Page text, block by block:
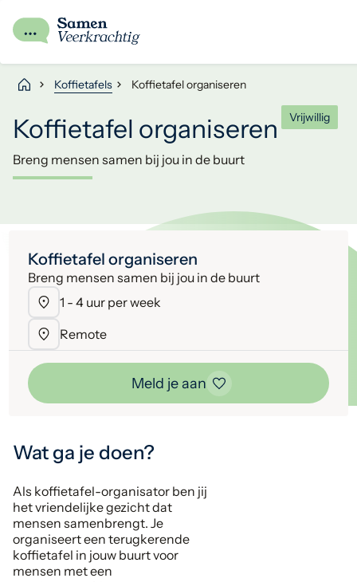
Koffietafels Koffietafel organiseren
Koffietafel organiseren
Breng mensen samen bij jou in de buurt
Vrijwillig
Koffietafel organiseren
Breng mensen samen bij jou in de buurt
1 - 4 uur per week
Remote
Meld je aan
Wat ga je doen?
Als koffietafel-organisator ben jij
het vriendelijke gezicht dat
mensen samenbrengt. Je
organiseert een terugkerende
koffietafel in jouw buurt voor
mensen met een